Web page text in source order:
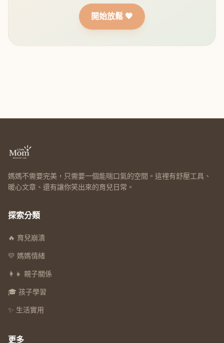
開始放鬆 🧡
媽媽不需要完美，只需要一個能喘口氣的空間。這裡有舒壓工具、
暖心文章、還有讓你笑出來的育兒日常。
探索分類
🔥 育兒崩潰
💛 媽媽情緒
👩‍👧 親子關係
🎓 孩子學習
✨ 生活實用
更多